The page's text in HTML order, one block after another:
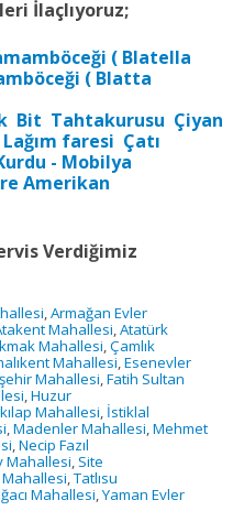
İlaçlıyoruz;
( Blatella
( Blatta
Bit Tahtakurusu Çiyan
Lağım faresi Çatı
- Mobilya
Amerikan
Verdiğimiz
,Armağan Evler
Mahallesi,Atatürk
Mahallesi,Çamlık
Mahallesi,Esenevler
Mahallesi,Fatih Sultan
,Huzur
Mahallesi, İstiklal
,Madenler Mahallesi,Mehmet
,Necip Fazıl
Mahallesi,Site
,Tatlısu
Mahallesi,Yaman Evler